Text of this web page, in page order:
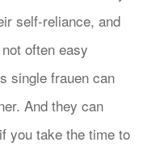
self-reliance, and
often easy
single frauen can
And they can
you take the time to